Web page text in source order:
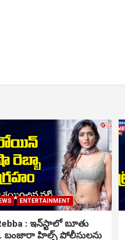
ENTERTAINMENT
: ఇన్‌స్టాలో బూతు
బంజారా హిల్స్ పోలీసులను